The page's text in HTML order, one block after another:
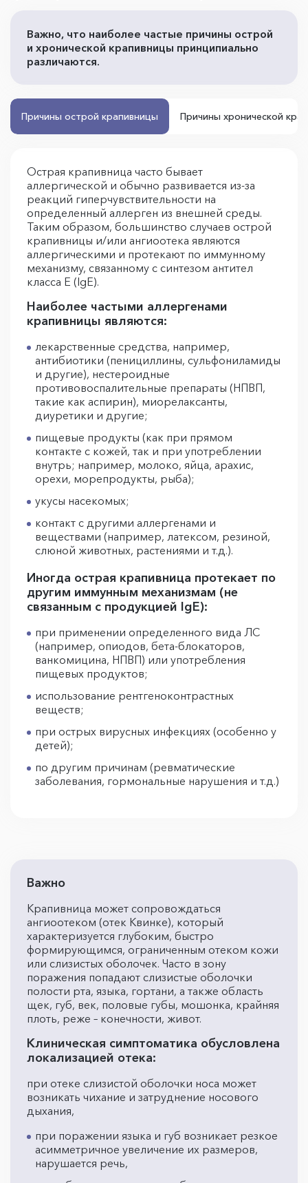
Важно, что наиболее частые причины острой
и хронической крапивницы принципиально
различаются.
Причины острой крапивницы Причины хронической
Острая крапивница часто бывает
аллергической и обычно развивается из-за
реакций гиперчувствительности на
определенный аллерген из внешней среды.
Таким образом, большинство случаев острой
крапивницы и/или ангиоотека являются
аллергическими и протекают по иммунному
механизму, связанному с синтезом антител
класса Е (IgE).
Наиболее частыми аллергенами
крапивницы являются:
лекарственные средства, например,
антибиотики (пенициллины, сульфониламиды
и другие), нестероидные
противовоспалительные препараты (НПВП,
такие как аспирин), миорелаксанты,
диуретики и другие;
пищевые продукты (как при прямом
контакте с кожей, так и при употреблении
внутрь; например, молоко, яйца, арахис,
орехи, морепродукты, рыба);
укусы насекомых;
контакт с другими аллергенами и
веществами (например, латексом, резиной,
слюной животных, растениями и т.д.).
Иногда острая крапивница протекает по
другим иммунным механизмам (не
связанным с продукцией IgE):
при применении определенного вида ЛС
(например, опиодов, бета-блокаторов,
ванкомицина, НПВП) или употребления
пищевых продуктов;
использование рентгеноконтрастных
веществ;
при острых вирусных инфекциях (особенно у
детей);
по другим причинам (ревматические
заболевания, гормональные нарушения и т.д.)
Важно
Крапивница может сопровождаться
ангиоотеком (отек Квинке), который
характеризуется глубоким, быстро
формирующимся, ограниченным отеком кожи
или слизистых оболочек. Часто в зону
поражения попадают слизистые оболочки
полости рта, языка, гортани, а также область
щек, губ, век, половые губы, мошонка, крайняя
плоть, реже – конечности, живот.
Клиническая симптоматика обусловлена
локализацией отека:
при отеке слизистой оболочки носа может
возникать чихание и затруднение носового
дыхания,
при поражении языка и губ возникает резкое
асимметричное увеличение их размеров,
нарушается речь,